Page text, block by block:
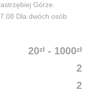
Górze.
Dla dwóch osób
20zł - 1000zł
2
2